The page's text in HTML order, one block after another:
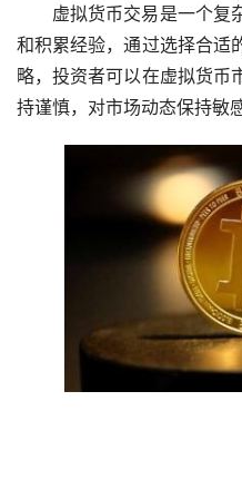
虚拟货币交易是一个复
和积累经验，通过选择合适
略，投资者可以在虚拟货币
持谨慎，对市场动态保持敏